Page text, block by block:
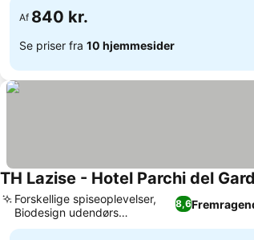
Af 840 kr.
Se priser fra 10 hjemmesider
TH Lazise - Hotel Parchi del
8,6
Forskellige spiseoplevelser,
Biodesign udendørs
swimmingpool